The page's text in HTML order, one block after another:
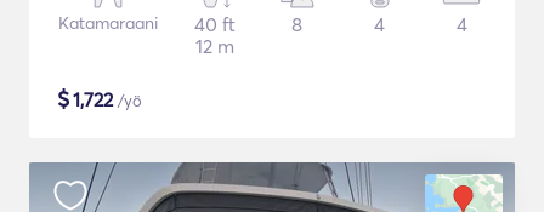
Katamaraani
40 ft
12 m
8 4 4
$1,722/yö